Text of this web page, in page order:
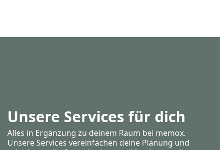
Unsere Services für dich
Alles in Ergänzung zu deinem Raum bei memox.
Unsere Services vereinfachen deine Planung und